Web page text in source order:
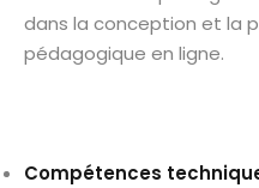
dans la conception et la
pédagogique en ligne.
Compétences